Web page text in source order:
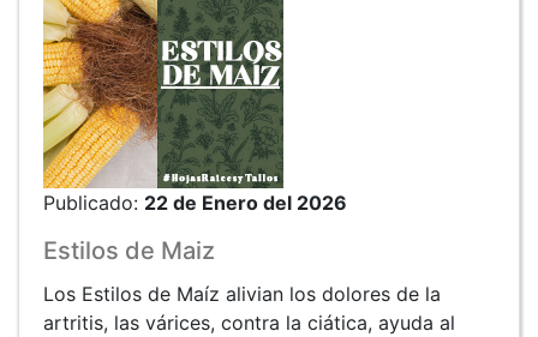
Publicado: 22 de Enero del 2026
Estilos de Maiz
Los Estilos de Maíz alivian los dolores de la
artritis, las várices, contra la ciática, ayuda al